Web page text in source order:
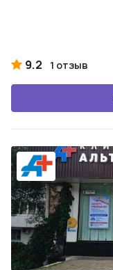
9.2 1 отзыв